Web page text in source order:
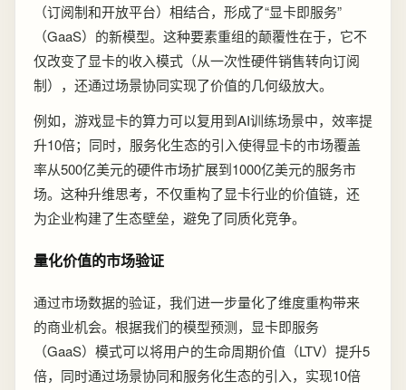
（订阅制和开放平台）相结合，形成了“显卡即服务”
（GaaS）的新模型。这种要素重组的颠覆性在于，它不
仅改变了显卡的收入模式（从一次性硬件销售转向订阅
制），还通过场景协同实现了价值的几何级放大。
例如，游戏显卡的算力可以复用到AI训练场景中，效率提
升10倍；同时，服务化生态的引入使得显卡的市场覆盖
率从500亿美元的硬件市场扩展到1000亿美元的服务市
场。这种升维思考，不仅重构了显卡行业的价值链，还
为企业构建了生态壁垒，避免了同质化竞争。
量化价值的市场验证
通过市场数据的验证，我们进一步量化了维度重构带来
的商业机会。根据我们的模型预测，显卡即服务
（GaaS）模式可以将用户的生命周期价值（LTV）提升5
倍，同时通过场景协同和服务化生态的引入，实现10倍